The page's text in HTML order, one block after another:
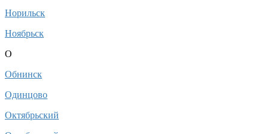
Норильск
Ноябрьск
О
Обнинск
Одинцово
Октябрьский